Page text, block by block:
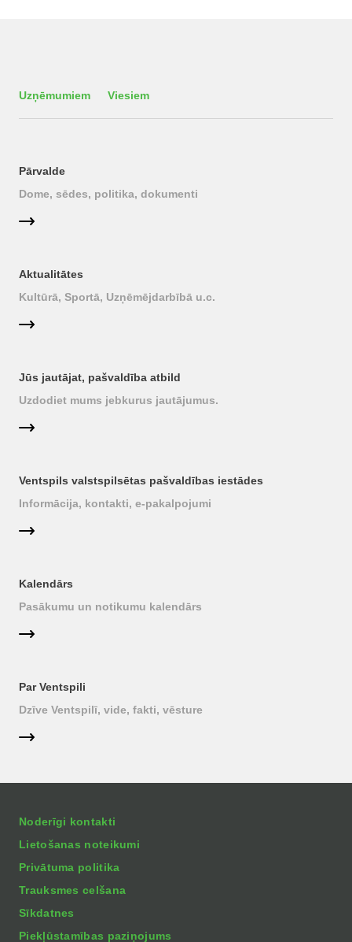
Uzņēmumiem Viesiem
Pārvalde
Dome, sēdes, politika, dokumenti
Aktualitātes
Kultūrā, Sportā, Uzņēmējdarbībā u.c.
Jūs jautājat, pašvaldība atbild
Uzdodiet mums jebkurus jautājumus.
Ventspils valstspilsētas pašvaldības iestādes
Informācija, kontakti, e-pakalpojumi
Kalendārs
Pasākumu un notikumu kalendārs
Par Ventspili
Dzīve Ventspilī, vide, fakti, vēsture
Noderīgi kontakti
Lietošanas noteikumi
Privātuma politika
Trauksmes celšana
Sīkdatnes
Piekļūstamības paziņojums